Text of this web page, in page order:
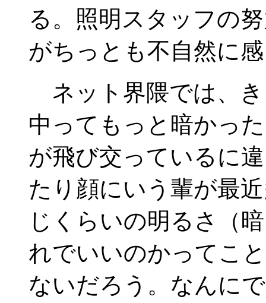
る。照明スタッフの
がちっとも不自然に
ネット界隈では、
中ってもっと暗かっ
が飛び交っているに
たり顔にいう輩が最
じくらいの明るさ（
れでいいのかってこ
ないだろう。なんに